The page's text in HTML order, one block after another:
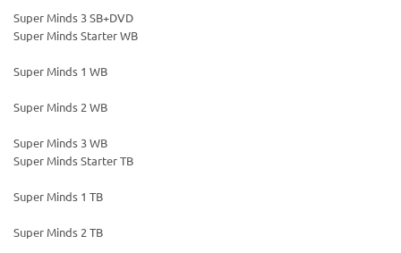
Super Minds 3 SB+DVD
Super Minds Starter WB
Super Minds 1 WB
Super Minds 2 WB
Super Minds 3 WB
Super Minds Starter TB
Super Minds 1 TB
Super Minds 2 TB